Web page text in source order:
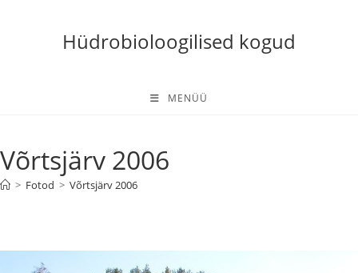
Hüdrobioloogilised kogud
MENÜÜ
Võrtsjärv 2006
> Fotod > Võrtsjärv 2006